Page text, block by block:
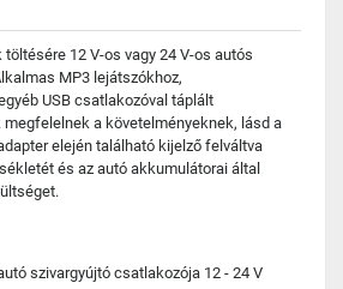
töltésére 12 V-os vagy 24 V-os autós
MP3 lejátszókhoz,
USB csatlakozóval táplált
a követelményeknek, lásd a
elején található kijelző felváltva
és az autó akkumulátorai által
szivargyújtó csatlakozója 12 - 24 V